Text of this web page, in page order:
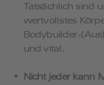
Tatsächlich sind
wertvollstes
Bodybuilder-
und vital.
Nicht jeder kann